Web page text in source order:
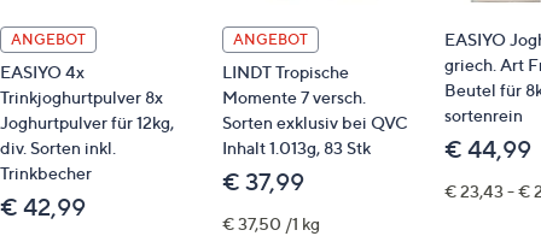
ANGEBOT
EASIYO 4x
Trinkjoghurtpulver 8x
Joghurtpulver für 12kg,
div. Sorten inkl.
Trinkbecher
€ 42,99
ANGEBOT
LINDT Tropische
Momente 7 versch.
Sorten exklusiv bei QVC
Inhalt 1.013g, 83 Stk
€ 37,99
€ 37,50 /1 kg
EASIYO
griech. Art
Beutel für
sortenrein
€ 44,99
€ 23,43 - €